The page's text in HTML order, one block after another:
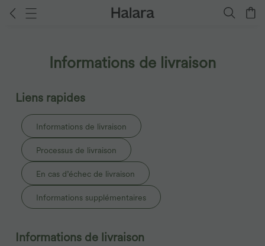
Informations de livraison
Liens rapides
Informations de livraison
Processus de livraison
En cas d’échec de livraison
Informations supplémentaires
Informations de livraison